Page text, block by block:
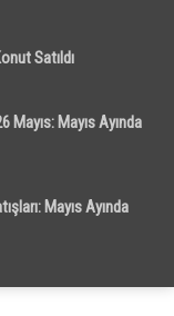
Satıldı
Mayıs: Mayıs Ayında
Mayıs Ayında